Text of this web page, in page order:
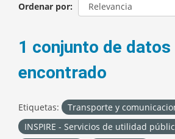
Ordenar por
1 conjunto de datos
encontrado
Etiquetas:
Transporte y
INSPIRE - Servicios de utilidad